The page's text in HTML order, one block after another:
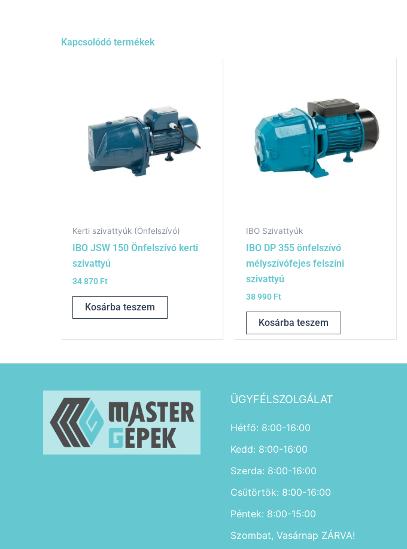
Kapcsolódó termékek
Kerti szivattyúk (Önfelszívó)
IBO JSW 150 Önfelszívó kerti
szivattyú
34 870 Ft
Kosárba teszem
IBO Szivattyúk
IBO DP 355 önfelszívó
mélyszívófejes felszíni
szivattyú
38 990 Ft
Kosárba teszem
ÜGYFÉLSZOLGÁLAT
Hétfő: 8:00-16:00
Kedd: 8:00-16:00
Szerda: 8:00-16:00
Csütörtök: 8:00-16:00
Péntek: 8:00-15:00
Szombat, Vasárnap ZÁRVA!